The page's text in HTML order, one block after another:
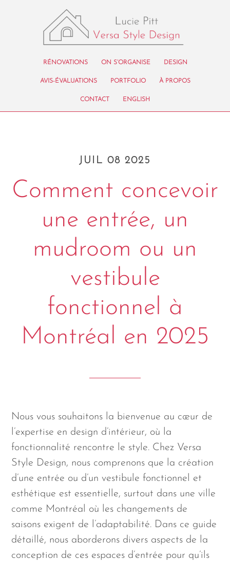
RÉNOVATIONS ON S’ORGANISE DESIGN
AVIS-ÉVALUATIONS PORTFOLIO À PROPOS
CONTACT ENGLISH
JUIL 08 2025
Comment concevoir
une entrée, un
mudroom ou un
vestibule
fonctionnel à
Montréal en 2025
Nous vous souhaitons la bienvenue au cœur de
l’expertise en design d’intérieur, où la
fonctionnalité rencontre le style. Chez Versa
Style Design, nous comprenons que la création
d’une entrée ou d’un vestibule fonctionnel et
esthétique est essentielle, surtout dans une ville
comme Montréal où les changements de
saisons exigent de l’adaptabilité. Dans ce guide
détaillé, nous aborderons divers aspects de la
conception de ces espaces d’entrée pour qu’ils